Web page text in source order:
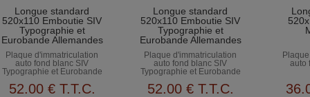
Longue standard
520x110 Emboutie SIV
Typographie et
Eurobande Allemandes
Plaque d'immatriculation
auto fond blanc SIV
Typographie et Eurobande
52.00 € T.T.C.
Longue standard
520x110 Emboutie SIV
Typographie et
Eurobande Allemandes
Plaque d'immatriculation
auto fond blanc SIV
Typographie et Eurobande
52.00 € T.T.C.
auto
36